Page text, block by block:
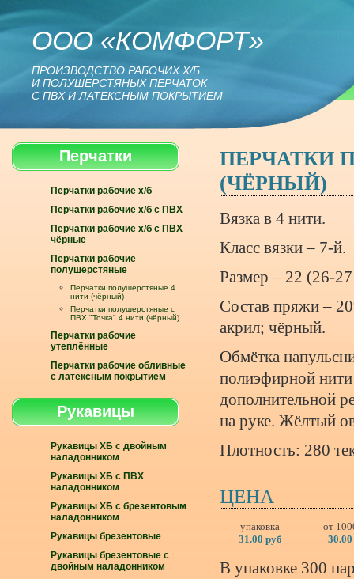
ООО «КОМФОРТ»
ПРОИЗВОДСТВО РАБОЧИХ Х/Б
И ПОЛУШЕРСТЯНЫХ ПЕРЧАТОК
С ПВХ И ЛАТЕКСНЫМ ПОКРЫТИЕМ
Перчатки
Перчатки рабочие х/б
Перчатки рабочие х/б с ПВХ
Перчатки рабочие х/б с ПВХ
чёрные
Перчатки рабочие
полушерстяные
Перчатки полушерстяные 4
нити (чёрный)
Перчатки полушерстяные с
ПВХ "Точка" 4 нити (чёрный)
Перчатки рабочие
утеплённые
Перчатки рабочие обливные
с латексным покрытием
Рукавицы
Рукавицы ХБ с двойным
наладонником
Рукавицы ХБ с ПВХ
наладонником
Рукавицы ХБ с брезентовым
наладонником
Рукавицы брезентовые
Рукавицы брезентовые с
двойным наладонником
ПЕРЧАТКИ
(ЧЁРНЫЙ)
Вязка в 4 нити.
Класс вязки – 7-й.
Размер – 22 (26-
Состав пряжи –
акрил; чёрный.
Обмётка
полиэфирной нити
дополнительной
на руке. Жёлтый
Плотность: 280
ЦЕНА
упаковка
от
31.00 руб
В упаковке 300